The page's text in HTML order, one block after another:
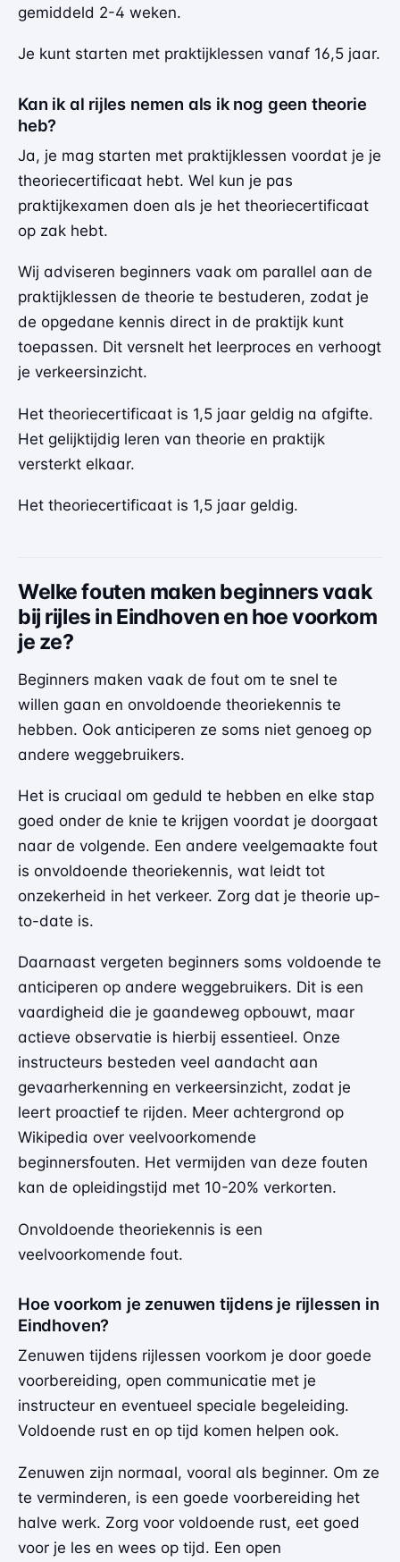
gemiddeld 2-4 weken.
Je kunt starten met praktijklessen vanaf 16,5 jaar.
Kan ik al rijles nemen als ik nog geen theorie
heb?
Ja, je mag starten met praktijklessen voordat je je
theoriecertificaat hebt. Wel kun je pas
praktijkexamen doen als je het theoriecertificaat
op zak hebt.
Wij adviseren beginners vaak om parallel aan de
praktijklessen de theorie te bestuderen, zodat je
de opgedane kennis direct in de praktijk kunt
toepassen. Dit versnelt het leerproces en verhoogt
je verkeersinzicht.
Het theoriecertificaat is 1,5 jaar geldig na afgifte.
Het gelijktijdig leren van theorie en praktijk
versterkt elkaar.
Het theoriecertificaat is 1,5 jaar geldig.
Welke fouten maken beginners vaak
bij rijles in Eindhoven en hoe voorkom
je ze?
Beginners maken vaak de fout om te snel te
willen gaan en onvoldoende theoriekennis te
hebben. Ook anticiperen ze soms niet genoeg op
andere weggebruikers.
Het is cruciaal om geduld te hebben en elke stap
goed onder de knie te krijgen voordat je doorgaat
naar de volgende. Een andere veelgemaakte fout
is onvoldoende theoriekennis, wat leidt tot
onzekerheid in het verkeer. Zorg dat je theorie up-
to-date is.
Daarnaast vergeten beginners soms voldoende te
anticiperen op andere weggebruikers. Dit is een
vaardigheid die je gaandeweg opbouwt, maar
actieve observatie is hierbij essentieel. Onze
instructeurs besteden veel aandacht aan
gevaarherkenning en verkeersinzicht, zodat je
leert proactief te rijden. Meer achtergrond op
Wikipedia over veelvoorkomende
beginnersfouten. Het vermijden van deze fouten
kan de opleidingstijd met 10-20% verkorten.
Onvoldoende theoriekennis is een
veelvoorkomende fout.
Hoe voorkom je zenuwen tijdens je rijlessen in
Eindhoven?
Zenuwen tijdens rijlessen voorkom je door goede
voorbereiding, open communicatie met je
instructeur en eventueel speciale begeleiding.
Voldoende rust en op tijd komen helpen ook.
Zenuwen zijn normaal, vooral als beginner. Om ze
te verminderen, is een goede voorbereiding het
halve werk. Zorg voor voldoende rust, eet goed
voor je les en wees op tijd. Een open